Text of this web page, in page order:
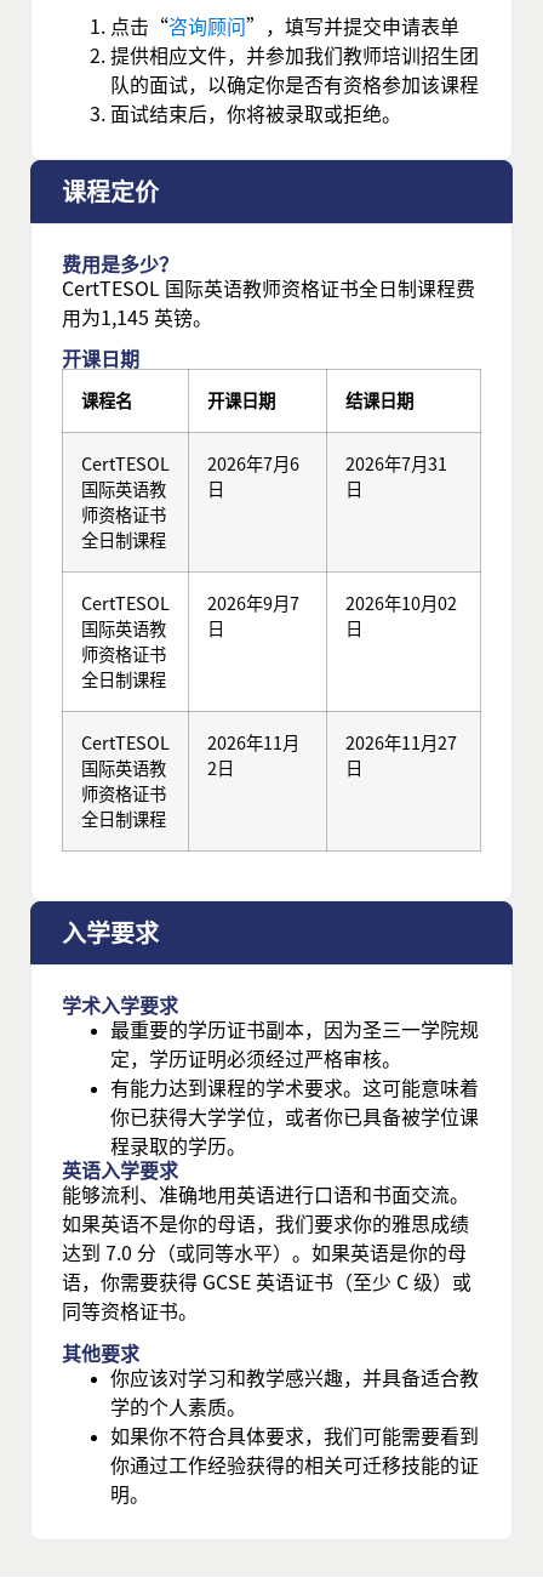
点击“咨询顾问”，填写并提交申请表单
提供相应文件，并参加我们教师培训招生团
队的面试，以确定你是否有资格参加该课程
面试结束后，你将被录取或拒绝。
课程定价
费用是多少？
CertTESOL 国际英语教师资格证书全日制课程费
用为1,145 英镑。
开课日期
课程名 开课日期 结课日期
CertTESOL
国际英语教
师资格证书
全日制课程
2026年7月6
日
2026年7月31
日
CertTESOL
国际英语教
师资格证书
全日制课程
2026年9月7
日
2026年10月02
日
CertTESOL
国际英语教
师资格证书
全日制课程
2026年11月
2日
2026年11月27
日
入学要求
学术入学要求
最重要的学历证书副本，因为圣三一学院规
定，学历证明必须经过严格审核。
有能力达到课程的学术要求。这可能意味着
你已获得大学学位，或者你已具备被学位课
程录取的学历。
英语入学要求
能够流利、准确地用英语进行口语和书面交流。
如果英语不是你的母语，我们要求你的雅思成绩
达到 7.0 分（或同等水平）。如果英语是你的母
语，你需要获得 GCSE 英语证书（至少 C 级）或
同等资格证书。
其他要求
你应该对学习和教学感兴趣，并具备适合教
学的个人素质。
如果你不符合具体要求，我们可能需要看到
你通过工作经验获得的相关可迁移技能的证
明。